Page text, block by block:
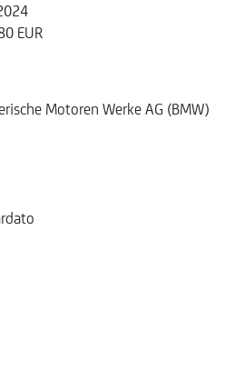
EUR
Motoren Werke AG (BMW)